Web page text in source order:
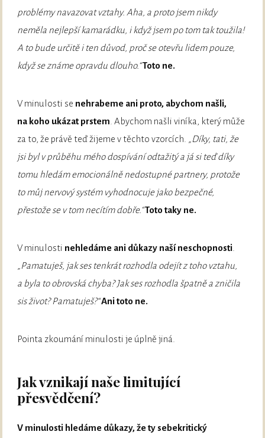
problémy navazovat vztahy. Aha, a proto jsem nikdy
neměla nejlepší kamarádku, i když jsem po tom tak toužila!
A to bude určitě i ten důvod, proč se otevřu lidem pouze,
když se známe opravdu dlouho.“Toto ne.
V minulosti se nehrabeme ani proto, abychom našli,
na koho ukázat prstem . Abychom našli viníka, který může
za to, že právě teď žijeme v těchto vzorcích.
„Díky, tati, že
jsi byl v průběhu mého dospívání odtažitý a já si teď díky
tomu hledám emocionálně nedostupné partnery, protože
to můj nervový systém vyhodnocuje jako bezpečné,
přestože se v tom necítím dobře.“Toto taky ne.
V minulosti nehledáme ani důkazy naší neschopnosti
„Pamatuješ, jak ses tenkrát rozhodla odejít z toho vztahu,
a byla to obrovská chyba? Jak ses rozhodla špatně a zničila
sis život? Pamatuješ?“Ani toto ne.
Pointa zkoumání minulosti je úplně jiná.
Jak vznikají naše limitující
přesvědčení?
V minulosti hledáme důkazy, že ty sebekritický